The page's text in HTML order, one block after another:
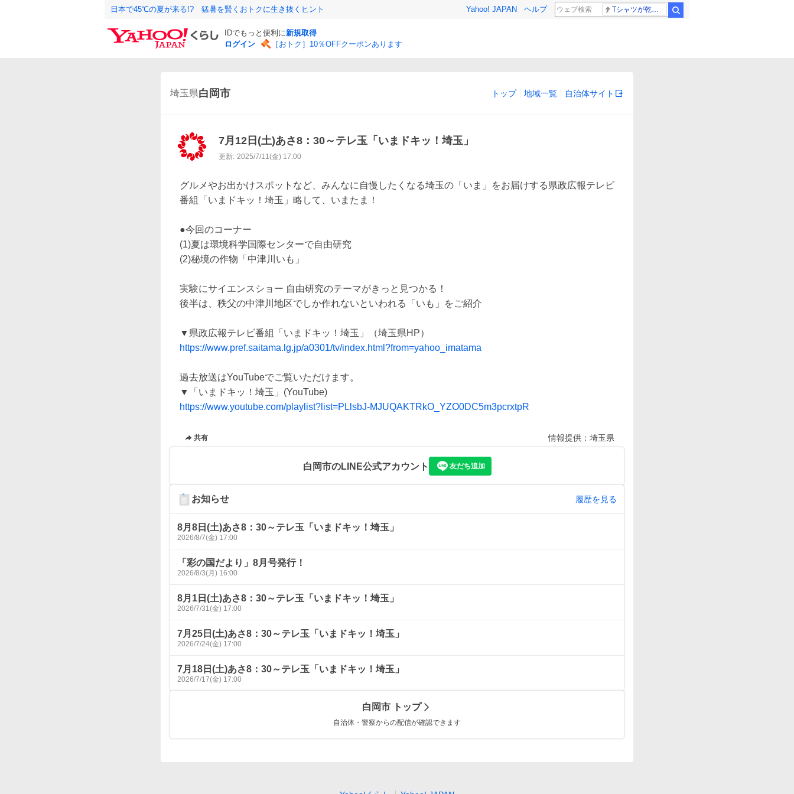
日本で45℃の夏が来る!? 猛暑を賢くおトクに生き抜くヒント Yahoo! JAPAN ヘルプ
IDでもっと便利に新規取得
ログイン
［おトク］10％OFFクーポンあります
埼玉県白岡市 トップ 地域一覧 自治体サイト
7月12日(土)あさ8：30～テレ玉「いまドキッ！埼玉」
更新: 2025/7/11(金) 17:00
グルメやお出かけスポットなど、みんなに自慢したくなる埼玉の「いま」をお届けする県政広報テレビ
番組「いまドキッ！埼玉」略して、いまたま！
●今回のコーナー
(1)夏は環境科学国際センターで自由研究
(2)秘境の作物「中津川いも」
実験にサイエンスショー 自由研究のテーマがきっと見つかる！
後半は、秩父の中津川地区でしか作れないといわれる「いも」をご紹介
https://www.pref.saitama.lg.jp/a0301/tv/index.html?from=yahoo_imatama
過去放送はYouTubeでご覧いただけます。
https://www.youtube.com/playlist?list=PLlsbJ-MJUQAKTRkO_YZO0DC5m3pcrxtpR
共有 情報提供： 埼玉県
白岡市のLINE公式アカウント 友だち追加
お知らせ 履歴を見る
8月8日(土)あさ8：30～テレ玉「いまドキッ！埼玉」
2026/8/7(金) 17:00
「彩の国だより」8月号発行！
2026/8/3(月) 16:00
8月1日(土)あさ8：30～テレ玉「いまドキッ！埼玉」
2026/7/31(金) 17:00
7月25日(土)あさ8：30～テレ玉「いまドキッ！埼玉」
2026/7/24(金) 17:00
7月18日(土)あさ8：30～テレ玉「いまドキッ！埼玉」
2026/7/17(金) 17:00
白岡市 トップ
自治体・警察からの配信が確認できます